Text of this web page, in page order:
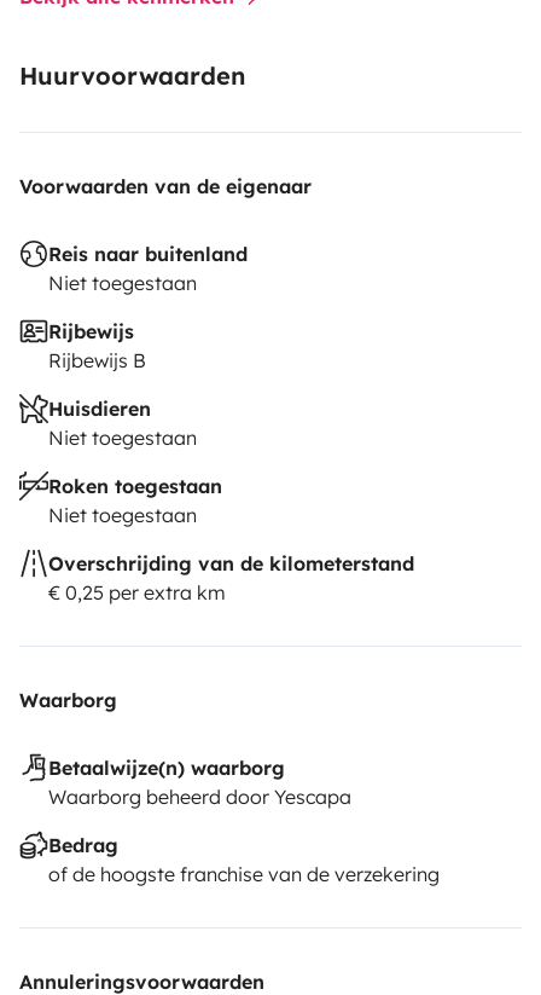
Huurvoorwaarden
Voorwaarden van de eigenaar
Reis naar buitenland
Niet toegestaan
Rijbewijs
Rijbewijs B
Huisdieren
Niet toegestaan
Roken toegestaan
Niet toegestaan
Overschrijding van de kilometerstand
€ 0,25 per extra km
Waarborg
Betaalwijze(n) waarborg
Waarborg beheerd door Yescapa
Bedrag
of de hoogste franchise van de verzekering
Annuleringsvoorwaarden